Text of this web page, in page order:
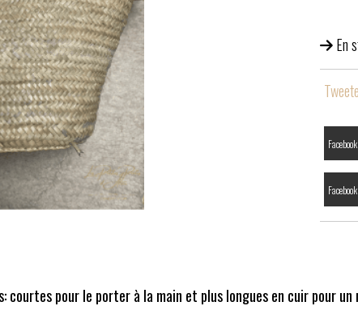
En
courtes pour le porter à la main et plus longues en cuir pour